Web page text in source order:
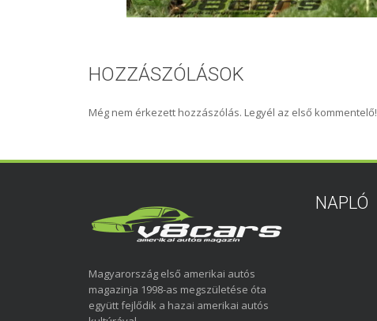
HOZZÁSZÓLÁSOK
Még nem érkezett hozzászólás. Legyél az első kommentelő!
Magyarország első amerikai autós
magazinja 1998-as megszületése óta
együtt fejlődik a hazai amerikai autós
NAPLÓ